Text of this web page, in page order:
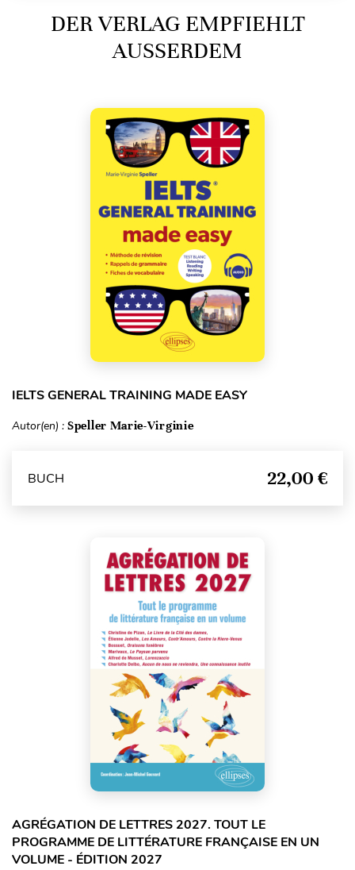
DER VERLAG EMPFIEHLT
AUSSERDEM
IELTS GENERAL TRAINING MADE EASY
Autor(en) : Speller Marie-Virginie
BUCH 22,00 €
AGRÉGATION DE LETTRES 2027. TOUT LE
PROGRAMME DE LITTÉRATURE FRANÇAISE EN UN
VOLUME - ÉDITION 2027